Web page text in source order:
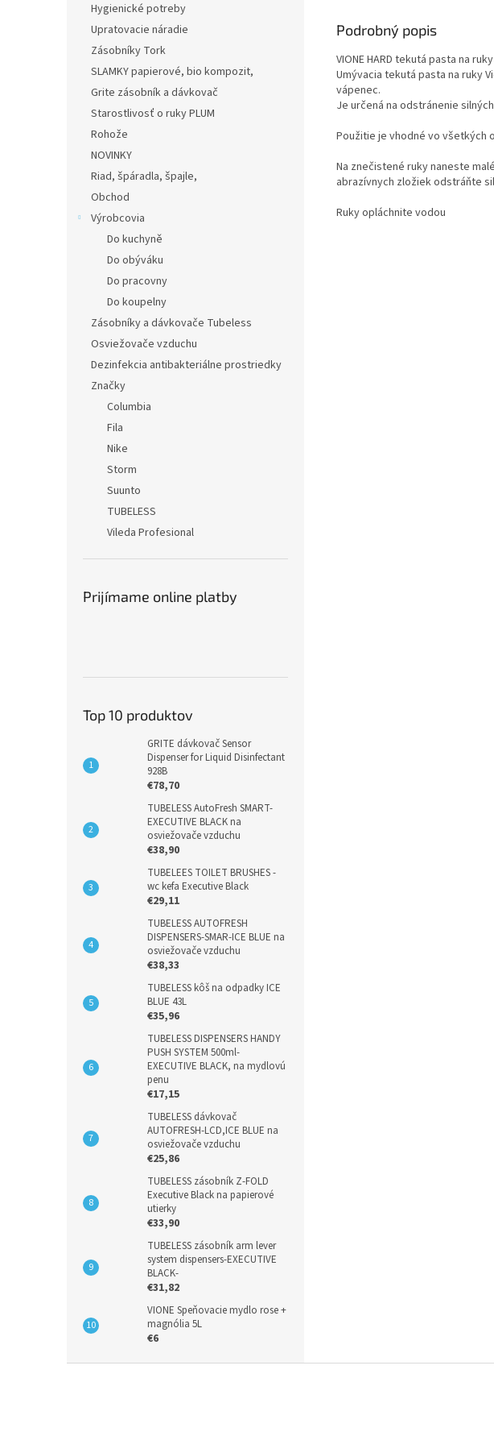
Hygienické potreby
Upratovacie náradie
Zásobníky Tork
SLAMKY papierové, bio kompozit,
Grite zásobník a dávkovač
Starostlivosť o ruky PLUM
Rohože
NOVINKY
Riad, špáradla, špajle,
Obchod
Výrobcovia
Do kuchyně
Do obýváku
Do pracovny
Do koupelny
Zásobníky a dávkovače Tubeless
Osviežovače vzduchu
Dezinfekcia antibakteriálne prostriedky
Značky
Columbia
Fila
Nike
Storm
Suunto
TUBELESS
Vileda Profesional
Prijímame online platby
Top 10 produktov
GRITE dávkovač Sensor
Dispenser for Liquid Disinfectant
928B
€78,70
TUBELESS AutoFresh SMART-
EXECUTIVE BLACK na
osviežovače vzduchu
€38,90
TUBELEES TOILET BRUSHES -
wc kefa Executive Black
€29,11
TUBELESS AUTOFRESH
DISPENSERS-SMAR-ICE BLUE na
osviežovače vzduchu
€38,33
TUBELESS kôš na odpadky ICE
BLUE 43L
€35,96
TUBELESS DISPENSERS HANDY
PUSH SYSTEM 500ml-
EXECUTIVE BLACK, na mydlovú
penu
€17,15
TUBELESS dávkovač
AUTOFRESH-LCD,ICE BLUE na
osviežovače vzduchu
€25,86
TUBELESS zásobník Z-FOLD
Executive Black na papierové
utierky
€33,90
TUBELESS zásobník arm lever
system dispensers-EXECUTIVE
BLACK-
€31,82
VIONE Speňovacie mydlo rose +
magnólia 5L
€6
Podrobný popis
VIONE HARD tekutá pasta na
Umývacia tekutá pasta na ruky
vápenec.
Je určená na odstránenie
Použitie je vhodné vo všetkých
Na znečistené ruky naneste
abrazívnych zložiek odstráňte
Ruky opláchnite vodou